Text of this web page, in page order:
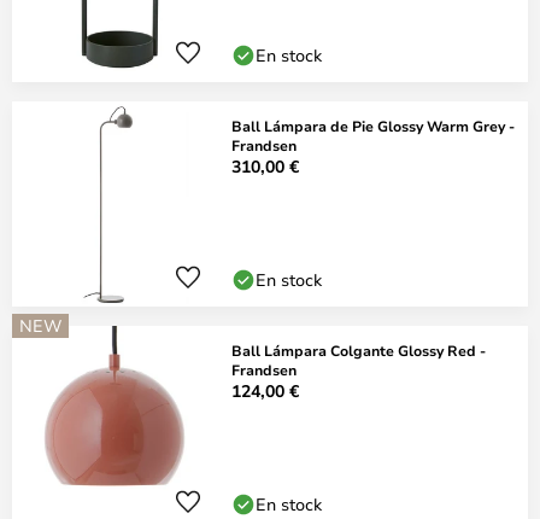
En stock
Ball Lámpara de Pie Glossy Warm Grey -
Frandsen
310,00 €
En stock
NEW
Ball Lámpara Colgante Glossy Red -
Frandsen
124,00 €
En stock